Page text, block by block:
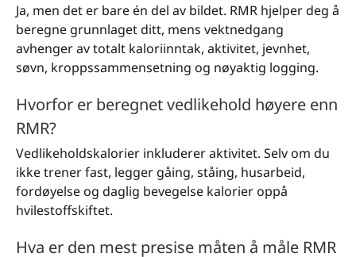
Ja, men det er bare én del av bildet. RMR hjelper deg å
beregne grunnlaget ditt, mens vektnedgang
avhenger av totalt kaloriinntak, aktivitet, jevnhet,
søvn, kroppssammensetning og nøyaktig logging.
Hvorfor er beregnet vedlikehold høyere enn
RMR?
Vedlikeholdskalorier inkluderer aktivitet. Selv om du
ikke trener fast, legger gåing, ståing, husarbeid,
fordøyelse og daglig bevegelse kalorier oppå
hvilestoffskiftet.
Hva er den mest presise måten å måle RMR